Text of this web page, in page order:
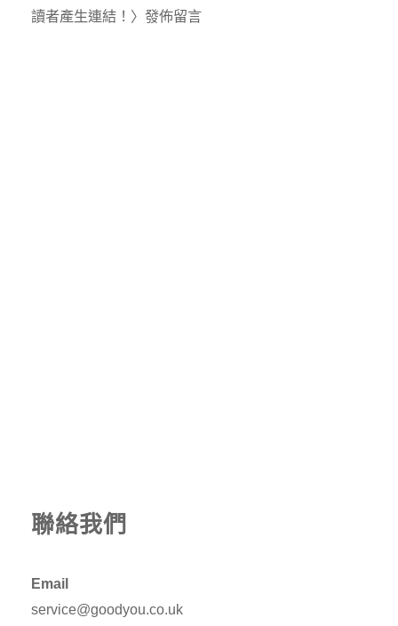
讀者產生連結！ 〉發佈留言
聯絡我們
Email
service@goodyou.co.uk